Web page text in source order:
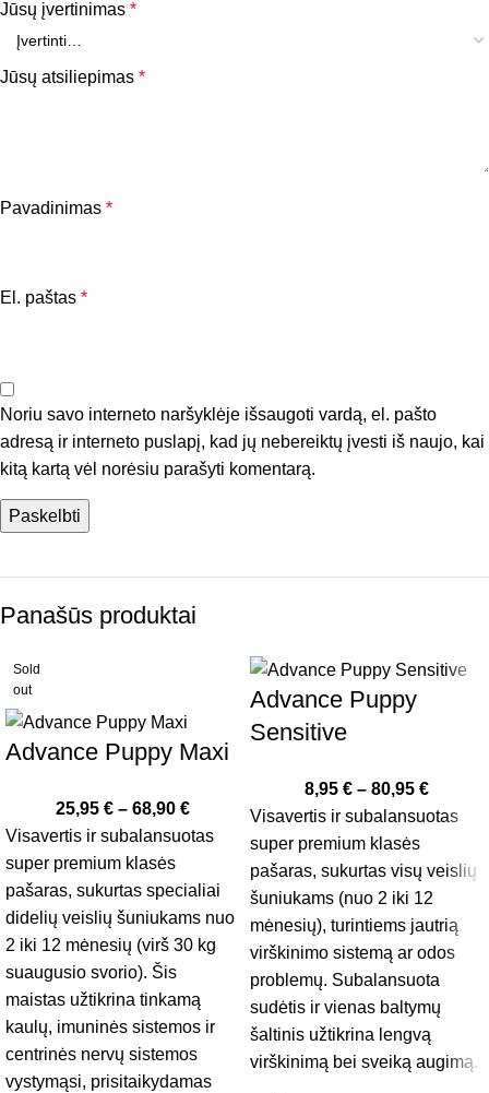
Natris, g
Riebalų rūgštys
N-3 ir n-6 santykis
Sudėtyje nėra dirbtinių dažiklių ar kvapiųjų
medžiagų.
pagal tai reguliuoti ėdalo kiekį.
Jūsų įvertinimas *
Jūsų atsiliepimas *
Pavadinimas *
El. paštas *
Noriu savo interneto naršyklėje išsaugoti vardą, el. pašto
adresą ir interneto puslapį, kad jų nebereiktų įvesti iš naujo, kai
kitą kartą vėl norėsiu parašyti komentarą.
Panašūs produktai
Sold
out
Advance Puppy Maxi
25,95 € – 68,90 €
Visavertis ir subalansuotas
super premium klasės
pašaras, sukurtas specialiai
didelių veislių šuniukams nuo
2 iki 12 mėnesių (virš 30 kg
suaugusio svorio). Šis
maistas užtikrina tinkamą
kaulų, imuninės sistemos ir
centrinės nervų sistemos
vystymąsi, prisitaikydamas
Advance Puppy
Sensitive
8,95 € – 80,95 €
Visavertis ir subalansuotas
super premium klasės
pašaras, sukurtas visų veislių
šuniukams (nuo 2 iki 12
mėnesių), turintiems jautrią
virškinimo sistemą ar odos
problemų. Subalansuota
sudėtis ir vienas baltymų
šaltinis užtikrina lengvą
virškinimą bei sveiką augimą.